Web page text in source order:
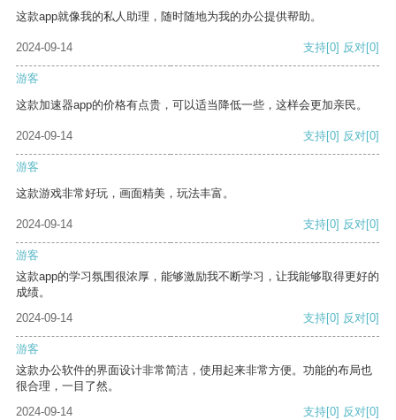
这款app就像我的私人助理，随时随地为我的办公提供帮助。
2024-09-14 支持[0] 反对[0]
游客
这款加速器app的价格有点贵，可以适当降低一些，这样会更加亲民。
2024-09-14 支持[0] 反对[0]
游客
这款游戏非常好玩，画面精美，玩法丰富。
2024-09-14 支持[0] 反对[0]
游客
这款app的学习氛围很浓厚，能够激励我不断学习，让我能够取得更好的
成绩。
2024-09-14
支持[0] 反对[0]
游客
这款办公软件的界面设计非常简洁，使用起来非常方便。功能的布局也
很合理，一目了然。
2024-09-14
支持[0] 反对[0]